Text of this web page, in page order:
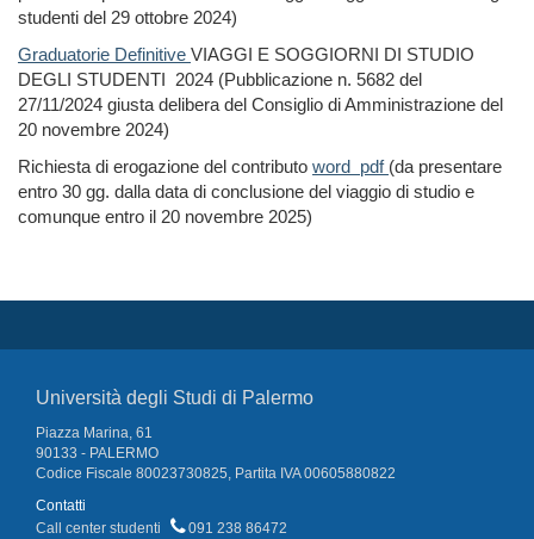
studenti del 29 ottobre 2024)
Graduatorie Definitive VIAGGI E SOGGIORNI DI STUDIO
DEGLI STUDENTI 2024 (Pubblicazione n. 5682 del
27/11/2024 giusta delibera del Consiglio di Amministrazione del
20 novembre 2024)
Richiesta di erogazione del contributo word pdf (da presentare
entro 30 gg. dalla data di conclusione del viaggio di studio e
comunque entro il 20 novembre 2025)
Università degli Studi di Palermo
Piazza Marina, 61
90133 - PALERMO
Codice Fiscale 80023730825, Partita IVA 00605880822
Contatti
Call center studenti
091 238 86472